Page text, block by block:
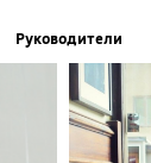
Руководители